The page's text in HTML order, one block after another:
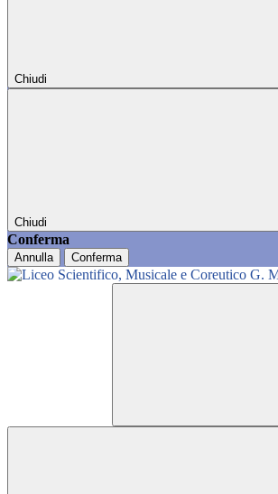
Chiudi
Chiudi
Conferma
Annulla Conferma